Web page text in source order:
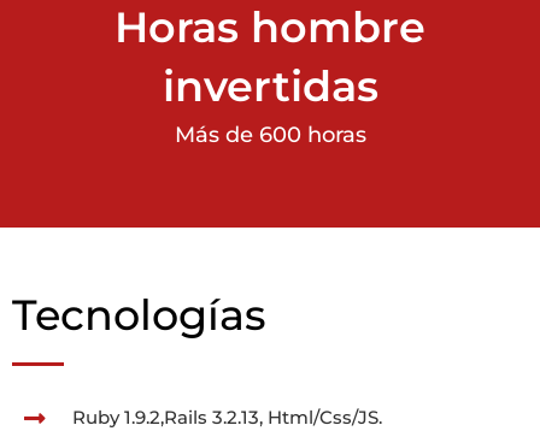
Horas hombre
invertidas
Más de 600 horas
Tecnologías
Ruby 1.9.2,Rails 3.2.13, Html/Css/JS.